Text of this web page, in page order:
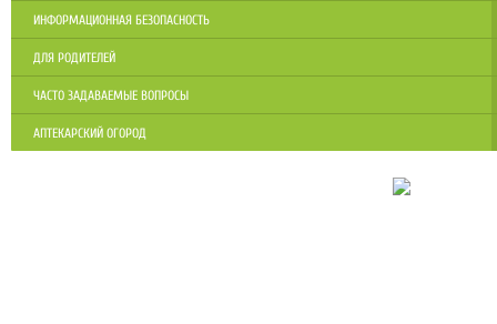
ИНФОРМАЦИОННАЯ БЕЗОПАСНОСТЬ
ДЛЯ РОДИТЕЛЕЙ
ЧАСТО ЗАДАВАЕМЫЕ ВОПРОСЫ
АПТЕКАРСКИЙ ОГОРОД